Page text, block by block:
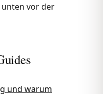
vor der
und warum